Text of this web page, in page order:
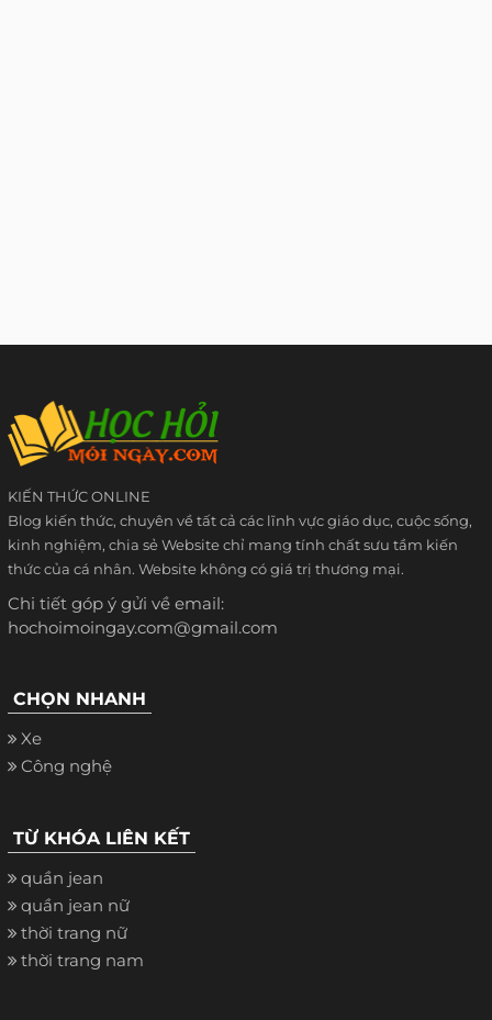
KIẾN THỨC ONLINE
Blog kiến thức, chuyên về tất cả các lĩnh vực giáo dục, cuộc sống,
kinh nghiệm, chia sẻ Website chỉ mang tính chất sưu tầm kiến
thức của cá nhân. Website không có giá trị thương mại.
Chi tiết góp ý gửi về email:
hochoimoingay.com@gmail.com
CHỌN NHANH
Xe
Công nghệ
TỪ KHÓA LIÊN KẾT
quần jean
quần jean nữ
thời trang nữ
thời trang nam